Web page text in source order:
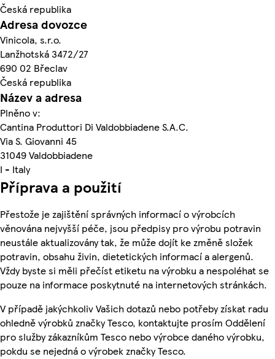
Česká republika
Adresa dovozce
Vinicola, s.r.o.
Lanžhotská 3472/27
690 02 Břeclav
Česká republika
Název a adresa
Plněno v:
Cantina Produttori Di Valdobbiadene S.A.C.
Via S. Giovanni 45
31049 Valdobbiadene
I - Italy
Příprava a použití
Přestože je zajištění správných informací o výrobcích
věnována nejvyšší péče, jsou předpisy pro výrobu potravin
neustále aktualizovány tak, že může dojít ke změně složek
potravin, obsahu živin, dietetických informací a alergenů.
Vždy byste si měli přečíst etiketu na výrobku a nespoléhat se
pouze na informace poskytnuté na internetových stránkách.
V případě jakýchkoliv Vašich dotazů nebo potřeby získat radu
ohledně výrobků značky Tesco, kontaktujte prosím Oddělení
pro služby zákazníkům Tesco nebo výrobce daného výrobku,
pokdu se nejedná o výrobek značky Tesco.